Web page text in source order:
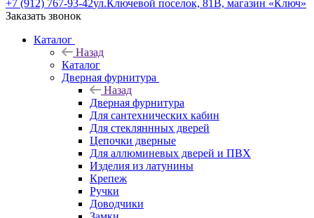
+7 (912) 767-93-42ул.Ключевой поселок, 81В, магазин «Ключ»
Заказать звонок
Каталог
Назад
Каталог
Дверная фурнитура
Назад
Дверная фурнитура
Для сантехнических кабин
Для стекляннных дверей
Цепочки дверные
Для аллюминевых дверей и ПВХ
Изделия из латунины
Крепеж
Ручки
Доводчики